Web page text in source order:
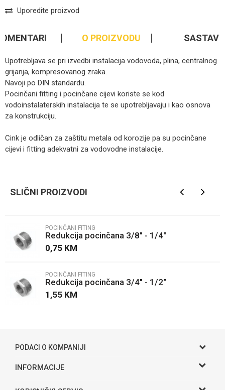
Uporedite proizvod
O PROIZVODU SASTAV
Upotrebljava se pri izvedbi instalacija vodovoda, plina, centralnog
grijanja, kompresovanog zraka.
Navoji po DIN standardu.
Pocinčani fitting i pocinčane cijevi koriste se kod
vodoinstalaterskih instalacija te se upotrebljavaju i kao osnova
za konstrukciju.
Cink je odličan za zaštitu metala od korozije pa su pocinčane
cijevi i fitting adekvatni za vodovodne instalacije.
Poruka
SLIČNI PROIZVODI
POCINČANI FITING
Redukcija pocinčana 3/8" - 1/4"
0,75 KM
POCINČANI FITING
Redukcija pocinčana 3/4" - 1/2"
1,55 KM
PODACI O KOMPANIJI
Gama S doo
INFORMACIJE
O nama